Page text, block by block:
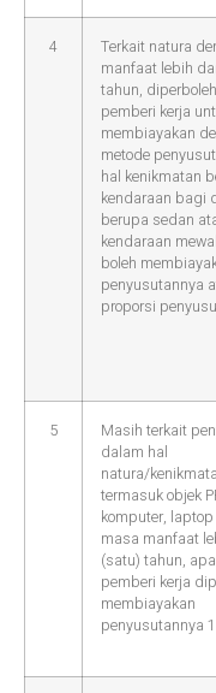
4
Terkait natura
manfaat lebih
tahun,
pemberi kerja
membiayakan
metode
hal kenikmatan
kendaraan bagi
berupa sedan
kendaraan
boleh
penyusutannya
proporsi
5
Masih terkait
dalam hal
natura/
termasuk objek
komputer,
masa manfaat
(satu) tahun,
pemberi kerja
membiayakan
penyusutannya